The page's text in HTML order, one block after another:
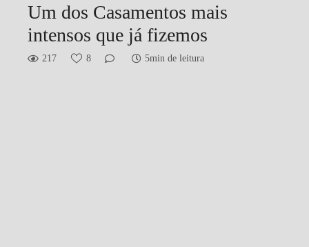
Um dos Casamentos mais
intensos que já fizemos
217 8 5min de leitura